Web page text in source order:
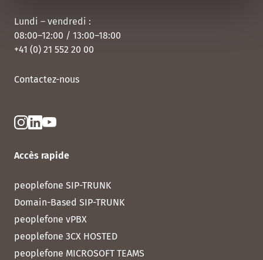
Lundi – vendredi :
08:00–12:00 / 13:00–18:00
+41 (0) 21 552 20 00
Contactez-nous
Accès rapide
peoplefone SIP-TRUNK
Domain-Based SIP-TRUNK
peoplefone vPBX
peoplefone 3CX HOSTED
peoplefone MICROSOFT TEAMS